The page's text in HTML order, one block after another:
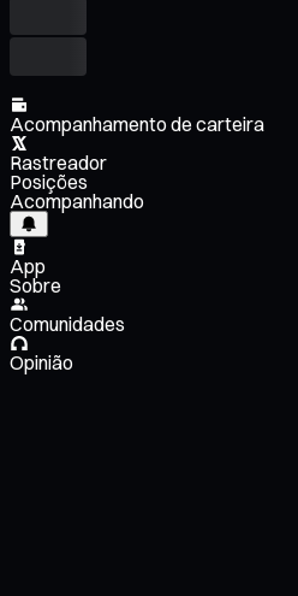
Acompanhamento de carteira
Rastreador
Posições
Acompanhando
App
Sobre
Comunidades
Opinião